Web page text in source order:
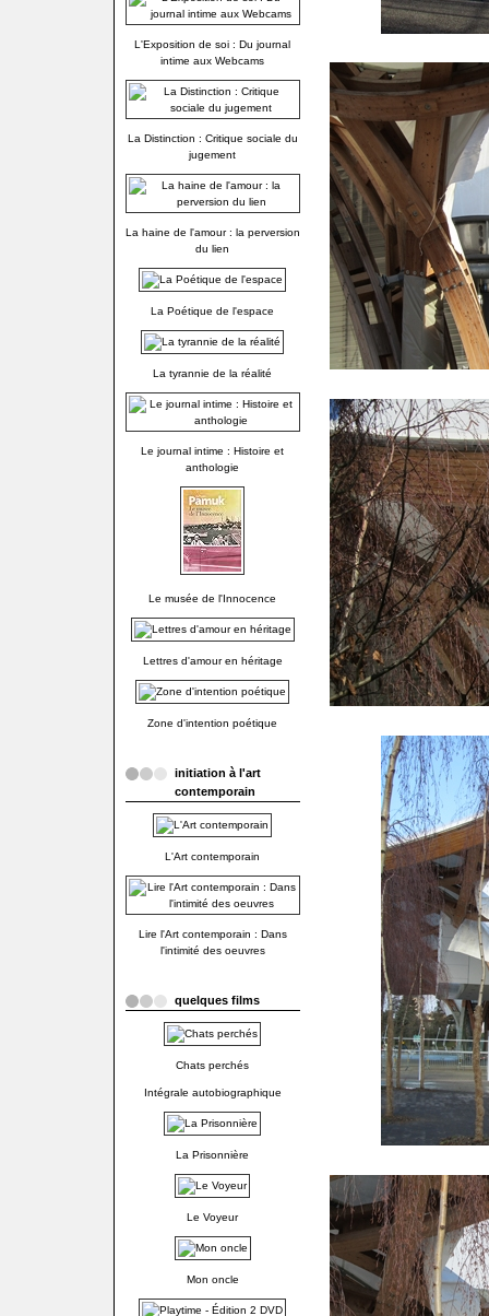
L'Exposition de soi : Du journal
intime aux Webcams
La Distinction : Critique sociale du
jugement
La haine de l'amour : la perversion
du lien
La Poétique de l'espace
La tyrannie de la réalité
Le journal intime : Histoire et
anthologie
Le musée de l'Innocence
Lettres d'amour en héritage
Zone d'intention poétique
initiation à l'art
contemporain
L'Art contemporain
Lire l'Art contemporain : Dans
l'intimité des oeuvres
quelques films
Chats perchés
Intégrale autobiographique
La Prisonnière
Le Voyeur
Mon oncle